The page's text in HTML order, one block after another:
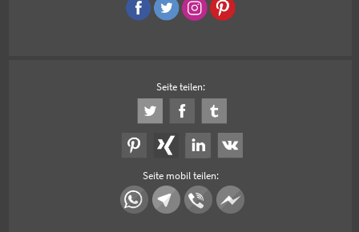
Seite teilen:
Seite mobil teilen: